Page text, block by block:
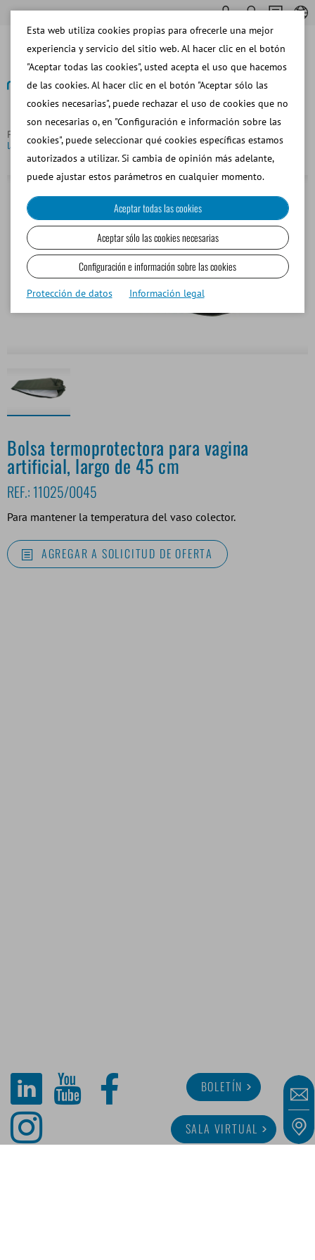
Página principal
Bolsa termoprotectora para vagina artificial,
largo de 45 cm
Bolsa termoprotectora para vagina
artificial, largo de 45 cm
REF.: 11025/0045
Para mantener la temperatura del vaso colector.
AGREGAR A SOLICITUD DE OFERTA
BOLETÍN
SALA VIRTUAL
Esta web utiliza cookies propias para ofrecerle una mejor
experiencia y servicio del sitio web. Al hacer clic en el botón
"Aceptar todas las cookies", usted acepta el uso que hacemos
de las cookies. Al hacer clic en el botón "Aceptar sólo las
cookies necesarias", puede rechazar el uso de cookies que no
son necesarias o, en "Configuración e información sobre las
cookies", puede seleccionar qué cookies específicas estamos
autorizados a utilizar. Si cambia de opinión más adelante,
puede ajustar estos parámetros en cualquier momento.
Aceptar todas las cookies
Aceptar sólo las cookies necesarias
Configuración e información sobre las cookies
Protección de datos Información legal